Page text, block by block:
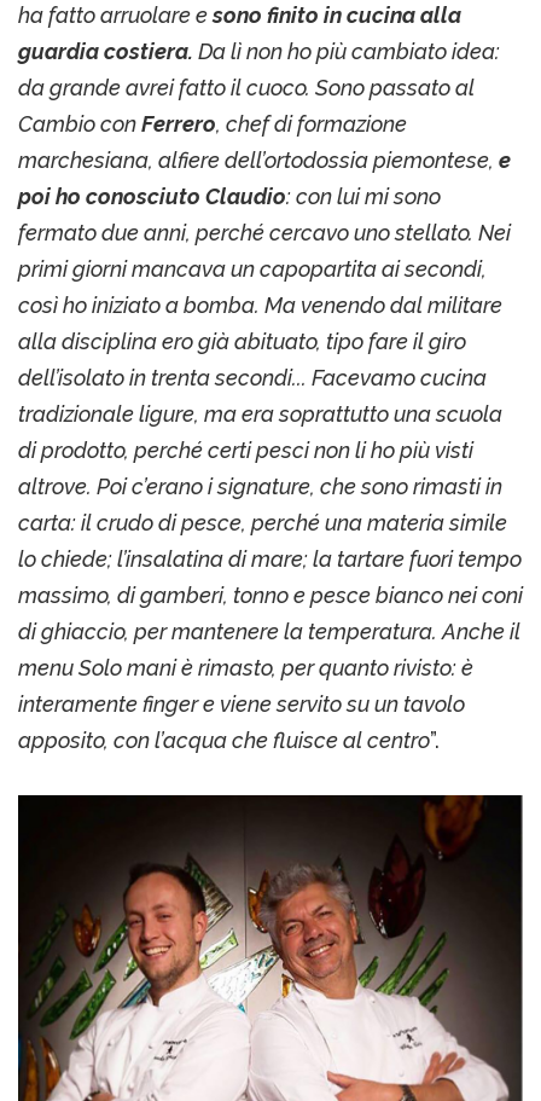
ha fatto arruolare esono finito in cucina alla
guardia costiera. Da lì non ho più cambiato idea:
da grande avrei fatto il cuoco. Sono passato al
Cambio conFerrero, chef di formazione
marchesiana, alfiere dell’ortodossia piemontese, e
poi ho conosciuto Claudio: con lui mi sono
fermato due anni, perché cercavo uno stellato. Nei
primi giorni mancava un capopartita ai secondi,
così ho iniziato a bomba. Ma venendo dal militare
alla disciplina ero già abituato, tipo fare il giro
dell’isolato in trenta secondi... Facevamo cucina
tradizionale ligure, ma era soprattutto una scuola
di prodotto, perché certi pesci non li ho più visti
altrove. Poi c’erano i signature, che sono rimasti in
carta: il crudo di pesce, perché una materia simile
lo chiede; l’insalatina di mare; la tartare fuori tempo
massimo, di gamberi, tonno e pesce bianco nei coni
di ghiaccio, per mantenere la temperatura. Anche il
menu Solo mani è rimasto, per quanto rivisto: è
interamente finger e viene servito su un tavolo
apposito, con l’acqua che fluisce al centro”.